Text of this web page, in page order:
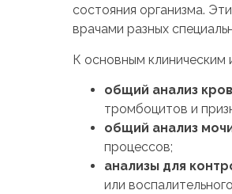
состояния организма.
врачами разных
К основным клиническим
общий анализ
тромбоцитов и
общий анализ
процессов;
анализы для
или